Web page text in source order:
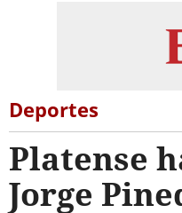
Deportes
Platense
Jorge